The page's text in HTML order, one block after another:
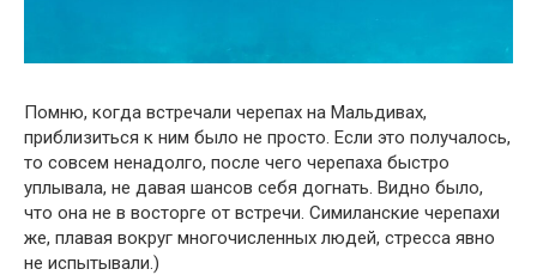
Помню, когда встречали черепах на Мальдивах,
приблизиться к ним было не просто. Если это получалось,
то совсем ненадолго, после чего черепаха быстро
уплывала, не давая шансов себя догнать. Видно было,
что она не в восторге от встречи. Симиланские черепахи
же, плавая вокруг многочисленных людей, стресса явно
не испытывали.)